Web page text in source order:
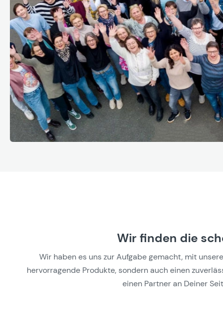
Wir finden die
Wir haben es uns zur Aufgabe gemacht, mit
hervorragende Produkte, sondern auch einen
einen Partner an Deiner